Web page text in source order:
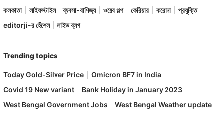
কলকাতা
লাইফস্টাইল ব্যবসা-বাণিজ্য ওয়েব গল্প কেরিয়ার করোনা
প্রযুক্তি
editorji-র হেঁশেল
লাইভ ব্লগ
Trending topics
Today Gold-Silver Price
Omicron BF7 in India
Covid 19 New variant
Bank Holiday in January 2023
West Bengal Government Jobs
West Bengal Weather update